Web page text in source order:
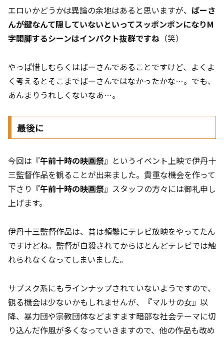
エロいかどうかは異論の余地はあると思いますが、 ばーさ
んが鍵なんて隠していないといってスッポンポンになりM
字開脚するシーンはインパクト抜群ですね （笑）
やっぱ惜しむらくはばーさんであることですけど、よくよ
く考えるとそこまでばーさんではなかったかな…。でも、
あんまりうれしくないなあ…。
最後に
今回は『午前十時の映画祭』というイベント上映で伊丹十
三監督作品を観ることが出来ました。貴重な機会を作って
下さり『午前十時の映画祭』スタッフの方々には御礼申し
上げます。
伊丹十三監督作品は、昔は頻繁にテレビ放映をやってたん
ですけどね。監督が自殺されてからほとんどテレビでは触
れられなくなってしまいました。
サブスク系にもラインナップされていないようですので、
観る機会は少ないかもしれませんが、『マルサの女』以
降、暴力団や宗教団体などますます暗部な社会テーマに切
り込んだ作風が多くなっていきますので、他の作品も改め